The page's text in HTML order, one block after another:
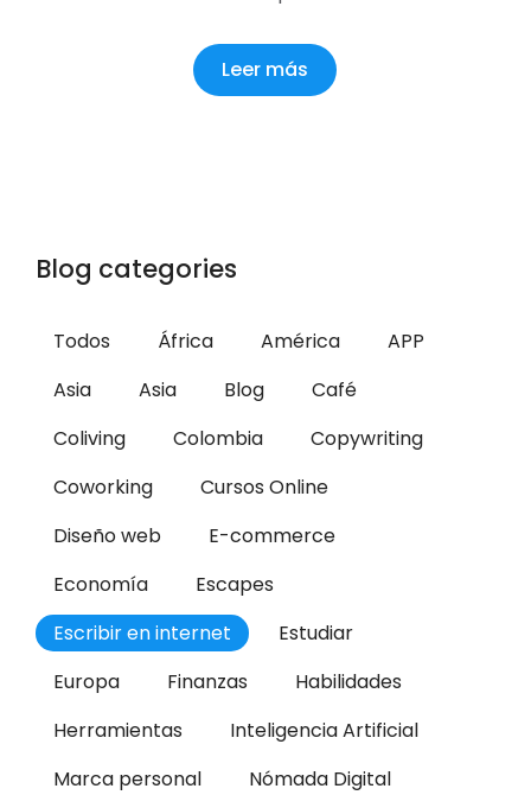
Leer más
Blog categories
Todos África América
APP
Asia
Asia Blog
Café
Coliving
Colombia
Copywriting
Coworking
Cursos Online
Diseño web
E-commerce
Economía
Escapes
Escribir en internet
Estudiar
Europa
Finanzas
Habilidades
Herramientas
Inteligencia Artificial
Marca personal
Nómada Digital